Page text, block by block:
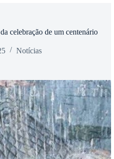
celebração de um centenário
Notícias